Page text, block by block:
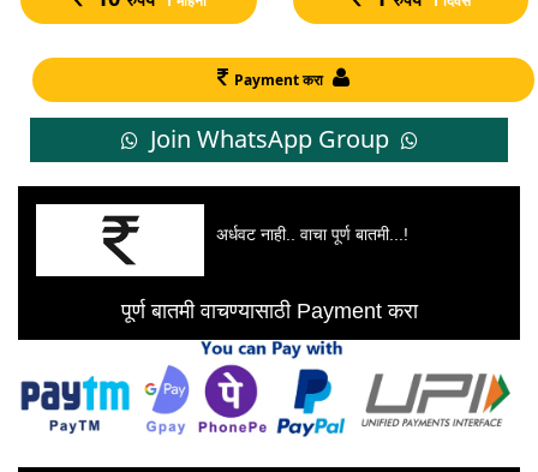
Payment करा
Join WhatsApp Group
अर्धवट नाही.. वाचा पूर्ण बातमी...!
पूर्ण बातमी वाचण्यासाठी Payment करा